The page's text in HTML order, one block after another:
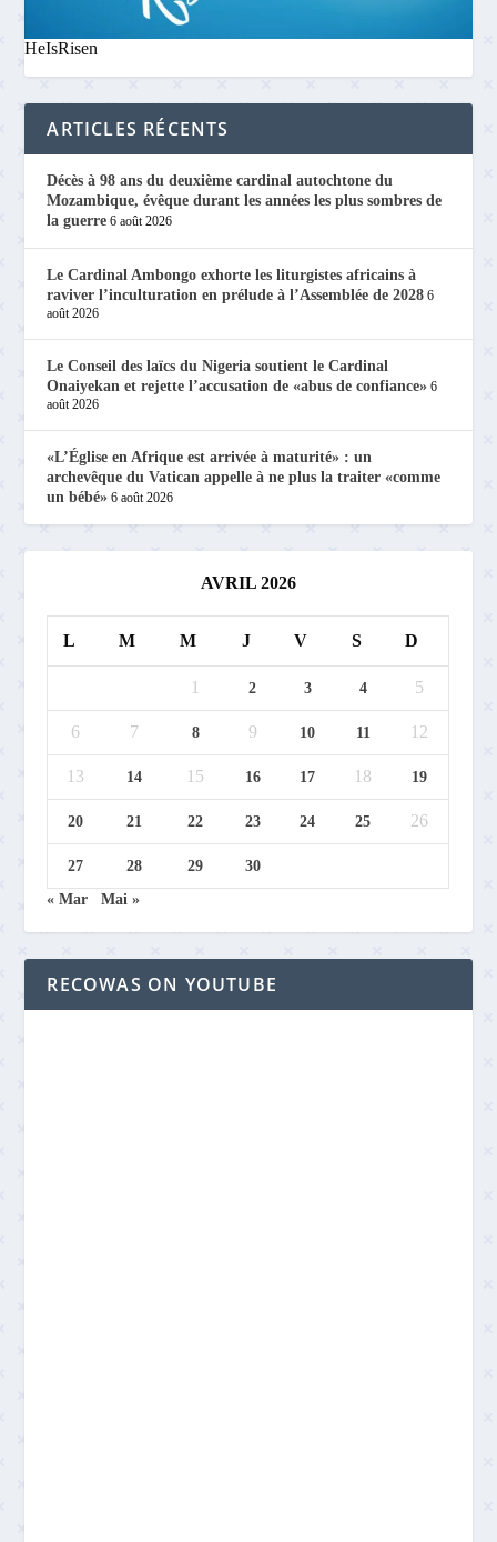
HeIsRisen
ARTICLES RÉCENTS
Décès à 98 ans du deuxième cardinal autochtone du
Mozambique, évêque durant les années les plus sombres de
la guerre 6 août 2026
Le Cardinal Ambongo exhorte les liturgistes africains à
raviver l’inculturation en prélude à l’Assemblée de 2028 6
août 2026
Le Conseil des laïcs du Nigeria soutient le Cardinal
Onaiyekan et rejette l’accusation de «abus de confiance» 6
août 2026
«L’Église en Afrique est arrivée à maturité» : un
archevêque du Vatican appelle à ne plus la traiter «comme
un bébé» 6 août 2026
AVRIL 2026
L M M J V S D
1 2 3 4 5
6 7 8 9 10 11 12
13 14 15 16 17 18 19
20 21 22 23 24 25 26
27 28 29
30
« Mar
Mai »
RECOWAS ON YOUTUBE